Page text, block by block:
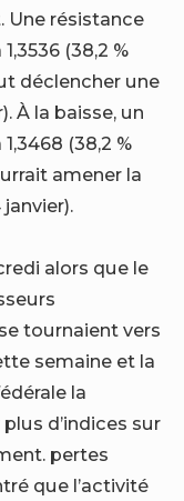
Une résistance
(38,2 %
déclencher une
À la baisse, un
(38,2 %
amener la
alors que le
tournaient vers
semaine et la
la
d’indices sur
pertes
que l’activité